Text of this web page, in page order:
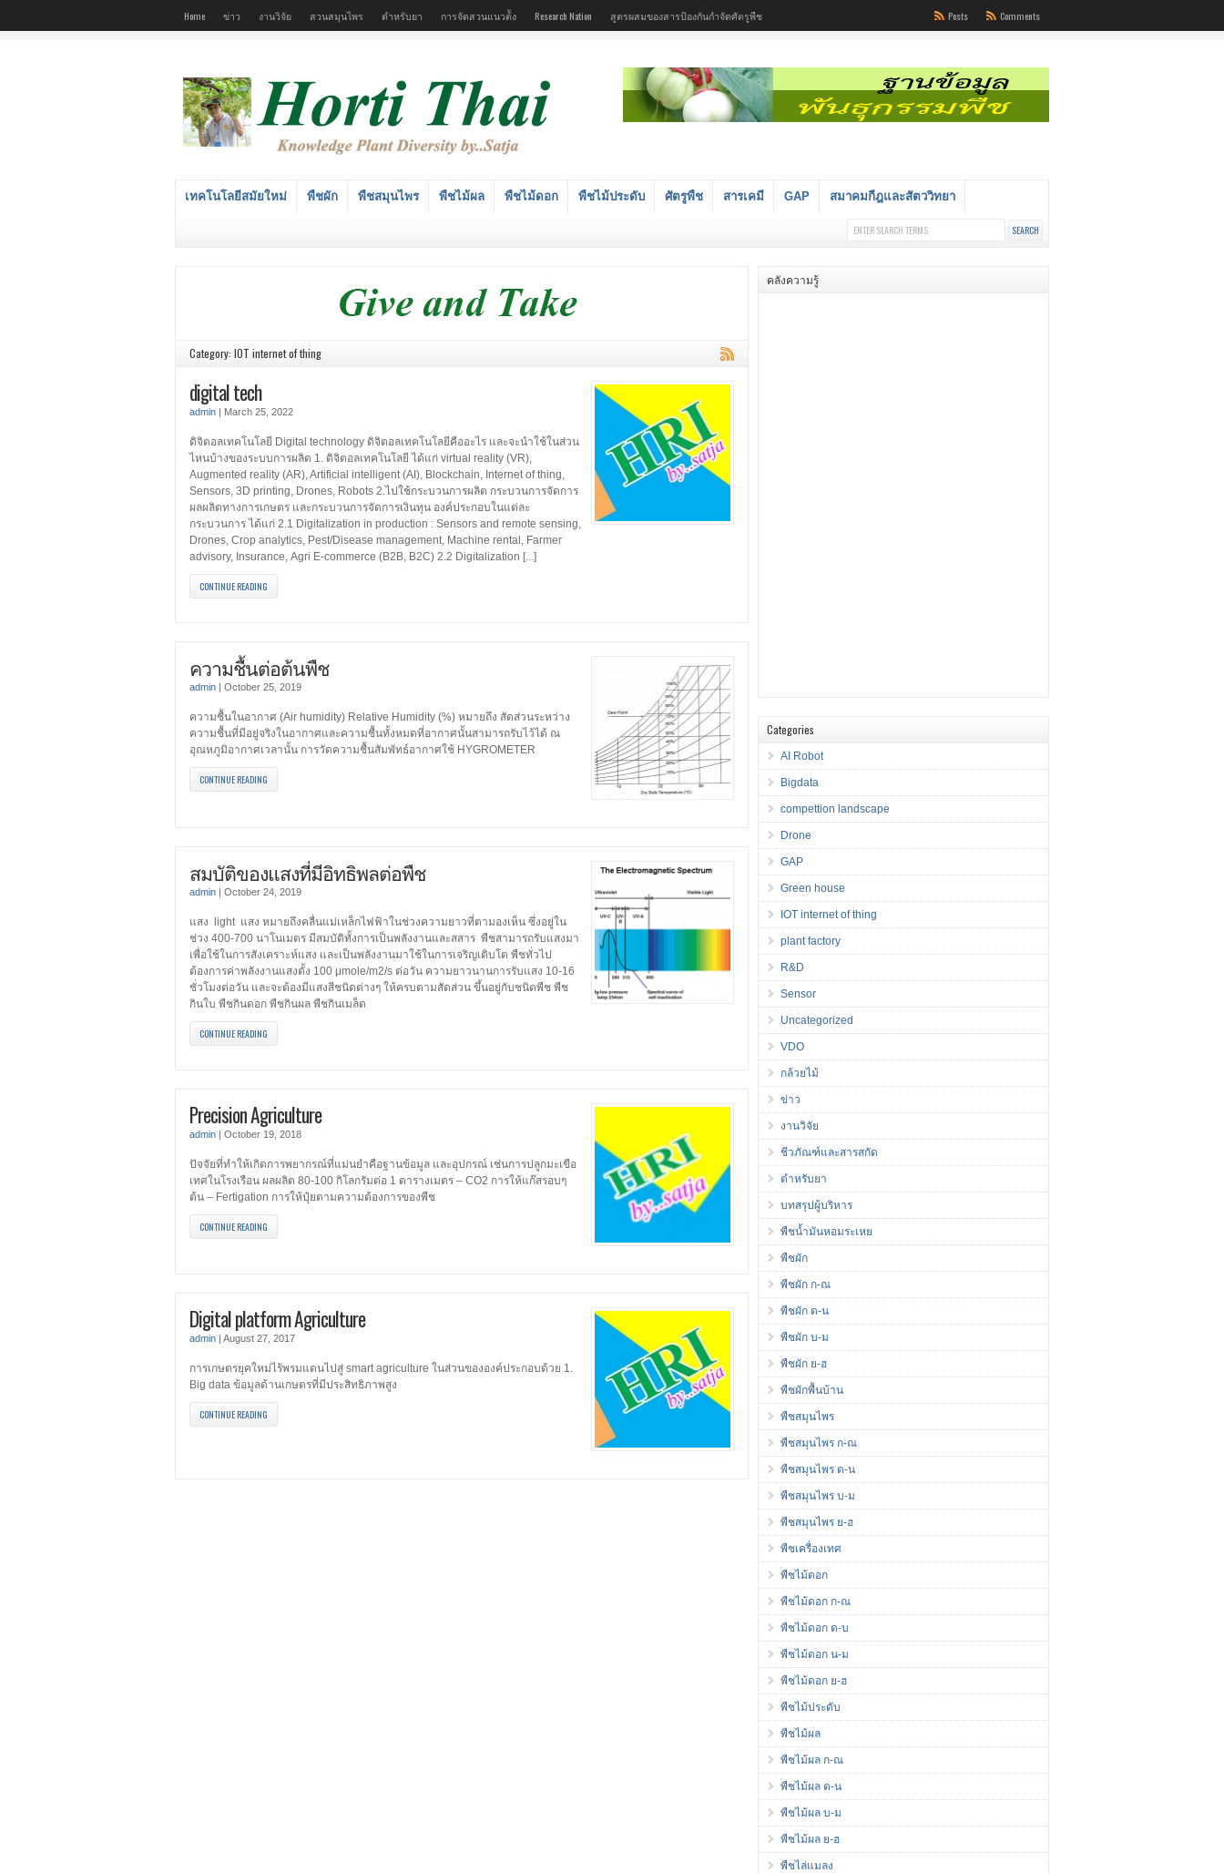
Home ข่าว งานวิจัย สวนสมุนไพร ตำหรับยา การจัดสวนแนวต้ัง Research Nation สูตรผสมของสารป้องกันกำจัดศัตรูพืช Comments
Posts
เทคโนโลยีสมัยใหม่ พืชผัก พืชสมุนไพร พืชไม้ผล พืชไม้ดอก พืชไม้ประดับ ศัตรูพืช สารเคมี GAP สมาคมกีฎและสัตววิทยา
Category: IOT internet of thing
digital tech
admin | March 25, 2022
ดิจิตอลเทคโนโลยี Digital technology ดิจิตอลเทคโนโลยีคืออะไร และจะนำใช้ในส่วน
ไหนบ้างของระบบการผลิต 1. ดิจิตอลเทคโนโลยี ได้แก่ virtual reality (VR),
Augmented reality (AR), Artificial intelligent (AI), Blockchain, Internet of thing,
Sensors, 3D printing, Drones, Robots 2.ไปใช้กระบวนการผลิต กระบวนการจัดการ
ผลผลิตทางการเกษตร และกระบวนการจัดการเงินทุน องค์ประกอบในแต่ละ
กระบวนการ ได้แก่ 2.1 Digitalization in production : Sensors and remote sensing,
Drones, Crop analytics, Pest/Disease management, Machine rental, Farmer
advisory, Insurance, Agri E-commerce (B2B, B2C) 2.2 Digitalization [...]
CONTINUE READING
ความชื้นต่อต้นพืช
admin | October 25, 2019
ความชื้นในอากาศ (Air humidity) Relative Humidity (%) หมายถึง สัดส่วนระหว่าง
ความชื้นที่มีอยู่จริงในอากาศและความชื้นทั้งหมดที่อากาศนั้นสามารถรับไว้ได้ ณ
อุณหภูมิอากาศเวลานั้น การวัดความชื้นสัมพัทธ์อากาศใช้ HYGROMETER
CONTINUE READING
สมบัติของแสงที่มีอิทธิพลต่อพืช
admin | October 24, 2019
แสง light แสง หมายถึงคลื่นแม่เหล็กไฟฟ้าในช่วงความยาวที่ตามองเห็น ซึ่งอยู่ใน
ช่วง 400-700 นาโนเมตร มีสมบัติทั้งการเป็นพลังงานและสสาร พืชสามารถรับแสงมา
เพื่อใช้ในการสังเคราะห์แสง และเป็นพลังงานมาใช้ในการเจริญเติบโต พืชทั่วไป
ต้องการค่าพลังงานแสงตั้ง 100 μmole/m2/s ต่อวัน ความยาวนานการรับแสง 10-16
ชั่วโมงต่อวัน และจะต้องมีแสงสีชนิดต่างๆ ให้ครบตามสัดส่วน ขึ้นอยู่กับชนิดพืช พืช
กินใบ พืชกินดอก พืชกินผล พืชกินเมล็ด
CONTINUE READING
Precision Agriculture
admin | October 19, 2018
ปัจจัยที่ทำให้เกิดการพยากรณ์ที่แม่นยำคือฐานข้อมูล และอุปกรณ์ เช่นการปลูกมะเขือ
เทศในโรงเรือน ผลผลิต 80-100 กิโลกรัมต่อ 1 ตารางเมตร – CO2 การให้แก๊สรอบๆ
ต้น – Fertigation การให้ปุ๋ยตามความต้องการของพืช
CONTINUE READING
Digital platform Agriculture
admin | August 27, 2017
การเกษตรยุคใหม่ไร้พรมแดนไปสู่ smart agriculture ในส่วนขององค์ประกอบด้วย 1.
Big data ข้อมูลด้านเกษตรที่มีประสิทธิภาพสูง
CONTINUE READING
คลังความรู้
Categories
AI Robot
Bigdata
compettion landscape
Drone
GAP
Green house
IOT internet of thing
plant factory
R&D
Sensor
Uncategorized
VDO
กล้วยไม้
ข่าว
งานวิจัย
ชีวภัณฑ์และสารสกัด
ตำหรับยา
บทสรุปผู้บริหาร
พืชน้ำมันหอมระเหย
พืชผัก
พืชผัก ก-ณ
พืชผัก ด-น
พืชผัก บ-ม
พืชผัก ย-ฮ
พืชผักพื้นบ้าน
พืชสมุนไพร
พืชสมุนไพร ก-ณ
พืชสมุนไพร ด-น
พืชสมุนไพร บ-ม
พืชสมุนไพร ย-ฮ
พืชเครื่องเทศ
พืชไม้ดอก
พืชไม้ดอก ก-ณ
พืชไม้ดอก ด-บ
พืชไม้ดอก น-ม
พืชไม้ดอก ย-ฮ
พืชไม้ประดับ
พืชไม้ผล
พืชไม้ผล ก-ณ
พืชไม้ผล ด-น
พืชไม้ผล บ-ม
พืชไม้ผล ย-ฮ
พืชไล่แมลง